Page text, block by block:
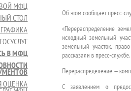
МФЦ
СТОЛ
В МФЦ
ОЦЕНКА
Об этом сообщает пресс-
«Перераспределение
исходный земельный
земельный участок,
рассказали в пресс-службе.
Перераспределение —
С заявлением о